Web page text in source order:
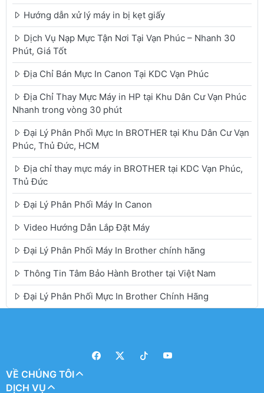
Hướng dẫn xử lý máy in bị kẹt giấy
Dịch Vụ Nạp Mực Tận Nơi Tại Vạn Phúc – Nhanh 30
Phút, Giá Tốt
Địa Chỉ Bán Mực In Canon Tại KDC Vạn Phúc
Địa Chỉ Thay Mực Máy in HP tại Khu Dân Cư Vạn Phúc
Nhanh trong vòng 30 phút
Đại Lý Phân Phối Mực In BROTHER tại Khu Dân Cư Vạn
Phúc, Thủ Đức, HCM
Địa chỉ thay mực máy in BROTHER tại KDC Vạn Phúc,
Thủ Đức
Đại Lý Phân Phối Máy In Canon
Video Hướng Dẫn Lắp Đặt Máy
Đại Lý Phân Phối Máy In Brother chính hãng
Thông Tin Tâm Bảo Hành Brother tại Việt Nam
Đại Lý Phân Phối Mực In Brother Chính Hãng
VỀ CHÚNG TÔI
DỊCH VỤ